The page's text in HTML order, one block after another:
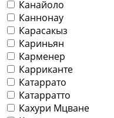
Канайоло
Каннонау
Карасакыз
Кариньян
Карменер
Карриканте
Катаррато
Катарратто
Кахури Мцване